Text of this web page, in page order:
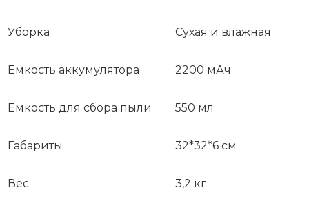
Уборка Сухая и влажная
Емкость аккумулятора 2200 мАч
Емкость для сбора пыли 550 мл
Габариты 32*32*6 см
Вес 3,2 кг